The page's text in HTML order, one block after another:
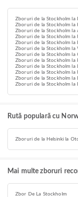
Zboruri de la Stockholm la
Zboruri de la Stockholm la
Zboruri de la Stockholm la
Zboruri de la Stockholm la
Zboruri de la Stockholm la
Zboruri de la Stockholm la
Zboruri de la Stockholm la
Zboruri de la Stockholm la
Zboruri de la Stockholm la
Zboruri de la Stockholm la
Zboruri de la Stockholm la
Zboruri de la Stockholm la
Rută populară cu
Zboruri de la Helsinki la
Mai multe zboruri
Zbor De La Stockholm